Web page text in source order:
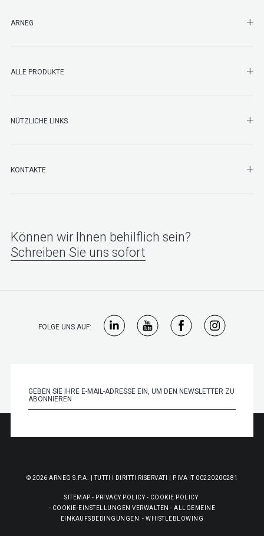
ARNEG
ALLE PRODUKTE
NÜTZLICHE LINKS
KONTAKTE
Können wir Ihnen behilflich sein?
Schreiben Sie uns sofort
FOLGE UNS AUF:
© 2026 ARNEG S.P.A. | TUTTI I DIRITTI RISERVATI | P.IVA IT 00220200281
SITEMAP - PRIVACY POLICY- COOKIE POLICY
- COOKIE-EINSTELLUNGEN VERWALTEN -ALLGEMEINE
EINKAUFSBEDINGUNGEN
-WHISTLEBLOWING